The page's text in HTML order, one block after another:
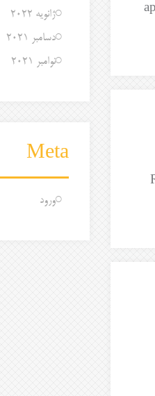
ژانویه 2022
دسامبر 2021
نوامبر 2021
Meta
ورود